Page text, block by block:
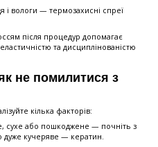
і вологи — термозахисні спреї
після процедур допомагає
та дисциплінованістю
не помилитися з
кілька факторів:
сухе або пошкоджене — почніть з
дуже кучеряве — кератин.